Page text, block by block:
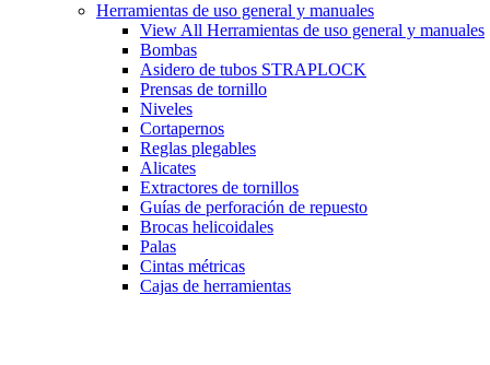
Herramientas de uso general y manuales
View All Herramientas de uso general y manuales
Bombas
Asidero de tubos STRAPLOCK
Prensas de tornillo
Niveles
Cortapernos
Reglas plegables
Alicates
Extractores de tornillos
Guías de perforación de repuesto
Brocas helicoidales
Palas
Cintas métricas
Cajas de herramientas